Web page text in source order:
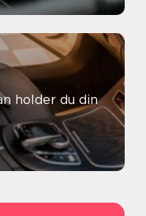
holder du din